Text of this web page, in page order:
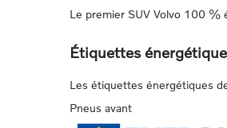
Le premier SUV Volvo 100
Étiquettes
Les étiquettes énergétiques
Pneus avant